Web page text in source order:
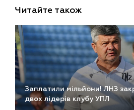
Читайте також
Заплатили мільйони! ЛНЗ
двох лідерів клубу УПЛ